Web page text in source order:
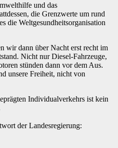
und das
die Grenzwerte um rund
die Weltgesundheitsorganisation
wir dann über Nacht erst recht im
Nicht nur Diesel-Fahrzeuge,
stünden dann vor dem Aus.
unsere Freiheit, nicht von
Individualverkehrs ist kein
der Landesregierung: